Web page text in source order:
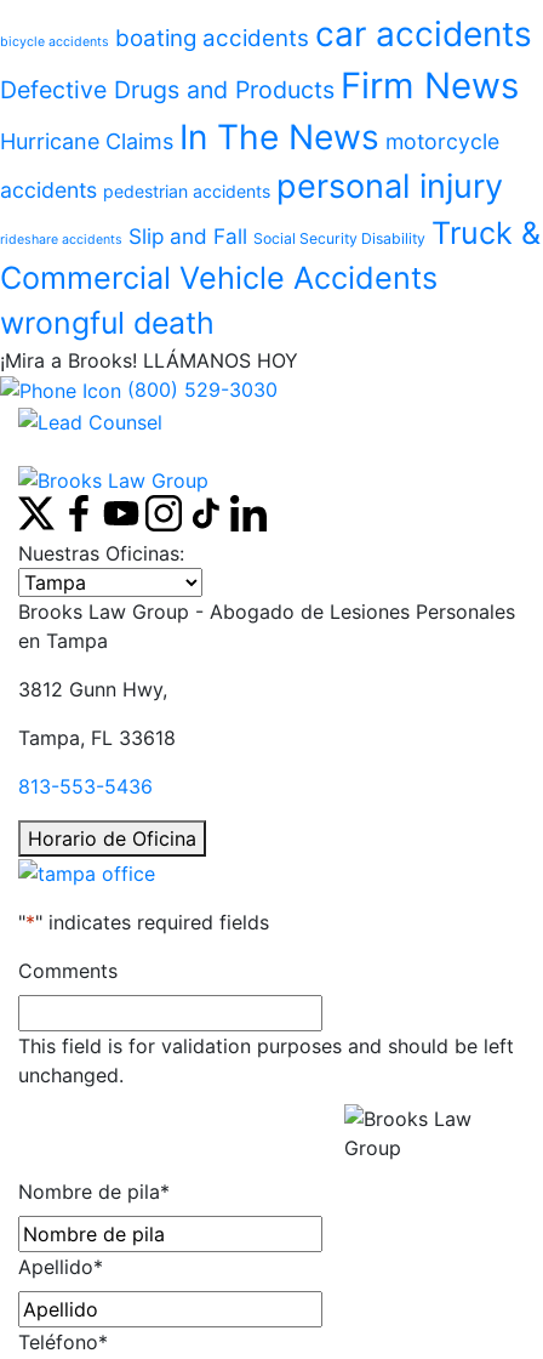
bicycle accidents boating accidents car accidents
Defective Drugs and Products Firm News
Hurricane Claims In The News motorcycle
accidents pedestrian accidents personal injury
rideshare accidents Slip and Fall Social Security Disability Truck &
Commercial Vehicle Accidents
wrongful death
¡Mira a Brooks! LLÁMANOS HOY
(800) 529-3030
Nuestras Oficinas:
Seleccione una oficina
Brooks Law Group - Abogado de Lesiones Personales
en Tampa
3812 Gunn Hwy,
Tampa, FL 33618
813-553-5436
Horario de Oficina
"*" indicates required fields
Comments
This field is for validation purposes and should be left
unchanged.
Nombre de pila*
Apellido*
Teléfono*